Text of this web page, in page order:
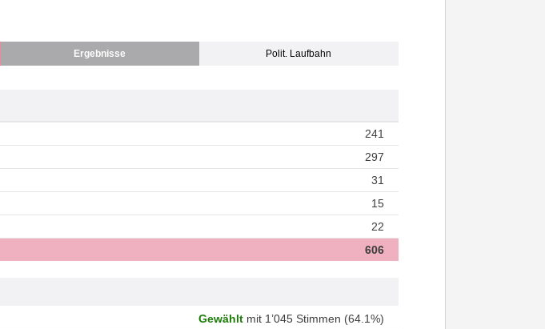
Ergebnisse Polit. Laufbahn
241
297
31
15
22
606
Gewähltmit 1’045 Stimmen (64.1%)